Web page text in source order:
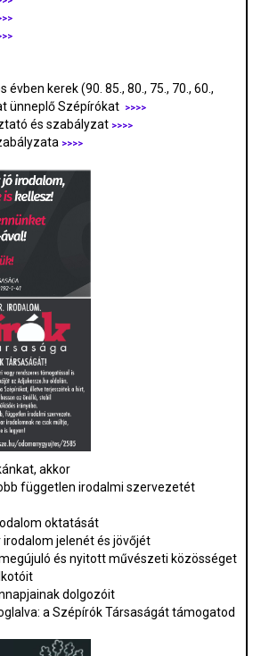
évben kerek (90. 85., 80., 75., 70., 60.,
ünneplő Szépírókat
>>>>
és szabályzat >>>>
>>>>
akkor
független irodalmi szervezetét
oktatását
jelenét és jövőjét
és nyitott művészeti közösséget
dolgozóit
a Szépírók Társaságát támogatod